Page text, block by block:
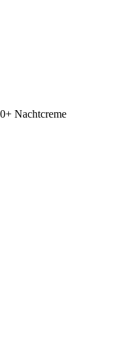
Nachtcreme